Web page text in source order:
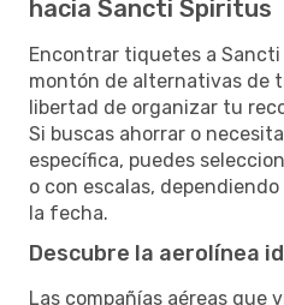
hacia Sancti Spiritus
Encontrar tiquetes a
montón de alternativas de
libertad de organizar tu
Si buscas ahorrar o
específica, puedes
o con escalas,
la fecha.
Descubre la aerolínea
Las compañías aéreas que